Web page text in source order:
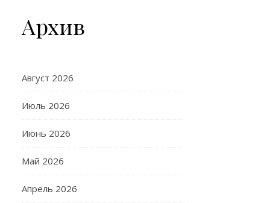
Архив
Август 2026
Июль 2026
Июнь 2026
Май 2026
Апрель 2026